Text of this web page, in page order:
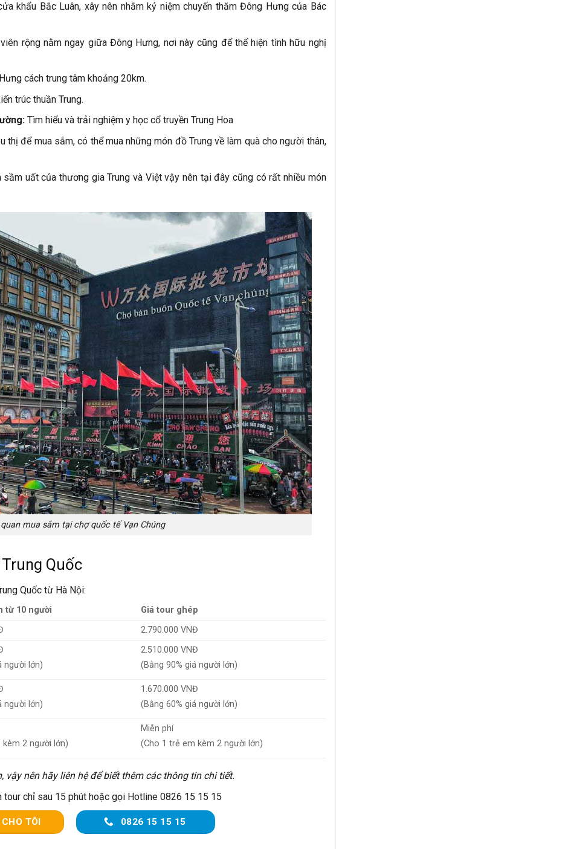
khẩu Bắc Luân, xây nên nhằm kỷ niệm chuyến thăm Đông Hưng của Bác
rộng nằm ngay giữa Đông Hưng, nơi này cũng để thể hiện tình hữu nghị
cách trung tâm khoảng 20km.
trúc thuần Trung.
Tìm hiểu và trải nghiệm y học cổ truyền Trung Hoa
thị để mua sắm, có thể mua những món đồ Trung về làm quà cho người thân,
sầm uất của thương gia Trung và Việt vậy nên tại đây cũng có rất nhiều món
mua sắm tại chợ quốc tế Vạn Chúng
Quốc
Quốc từ Hà Nội:
từ 10 người
Giá tour ghép
2.790.000 VNĐ
người lớn)
2.510.000 VNĐ
(Bằng 90% giá người lớn)
người lớn)
1.670.000 VNĐ
(Bằng 60% giá người lớn)
2 người lớn)
Miễn phí
(Cho 1 trẻ em kèm 2 người lớn)
vậy nên hãy liên hệ để biết thêm các thông tin chi tiết.
tour chỉ sau 15 phút hoặc gọi Hotline 0826 15 15 15
TÔI 0826 15 15 15